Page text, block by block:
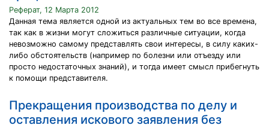
Реферат, 12 Марта 2012
Данная тема является одной из актуальных тем во все времена,
так как в жизни могут сложиться различные ситуации, когда
невозможно самому представлять свои интересы, в силу каких-
либо обстоятельств (например по болезни или отъезду или
просто недостаточных знаний), и тогда имеет смысл прибегнуть
к помощи представителя.
Прекращения производства по делу и
оставления искового заявления без